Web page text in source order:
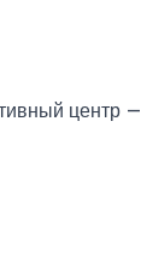
центр —